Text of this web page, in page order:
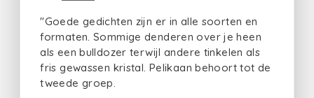
"Goede gedichten zijn er in alle soorten en
formaten. Sommige denderen over je heen
als een bulldozer terwijl andere tinkelen als
fris gewassen kristal. Pelikaan behoort tot de
tweede groep.